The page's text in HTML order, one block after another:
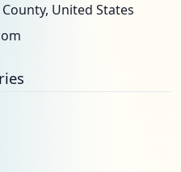
United States